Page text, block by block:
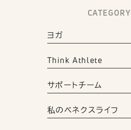
CATEGORY
ヨガ
Think Athlete
サポートチーム
私のベネクスライフ